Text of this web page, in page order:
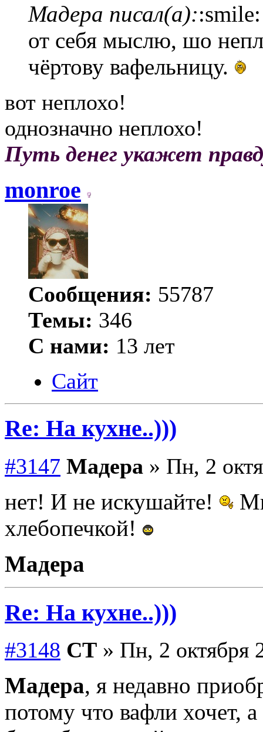
Мадера писал(а):
от себя мыслю, шо
чёртову вафельницу.
вот неплохо!
однозначно неплохо!
Путь денег укажет
monroe
Сообщения: 55787
Темы: 346
С нами: 13 лет
Сайт
Re: На кухне..)))
#3147 Мадера » Пн, 2
нет! И не искушайте!
хлебопечкой!
Мадера
Re: На кухне..)))
#3148 СТ » Пн, 2 октября
Мадера, я недавно
потому что вафли хочет,